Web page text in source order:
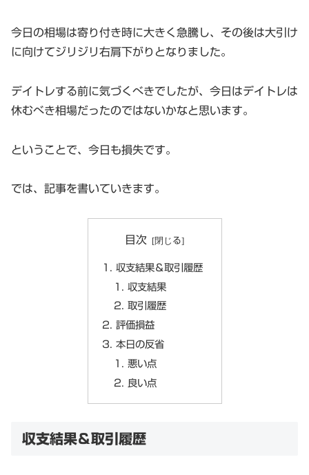
今日の相場は寄り付き時に大きく急騰し、その後は大引け
に向けてジリジリ右肩下がりとなりました。
デイトレする前に気づくべきでしたが、今日はデイトレは
休むべき相場だったのではないかなと思います。
ということで、今日も損失です。
では、記事を書いていきます。
目次
収支結果＆取引履歴
収支結果
取引履歴
評価損益
本日の反省
悪い点
良い点
収支結果＆取引履歴